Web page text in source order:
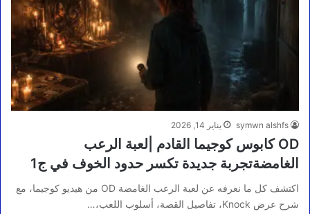
symwn alshfs يناير 14, 2026
OD كابوس كوجيما القادم |لعبة الرعب
الغامضةتجربة جديدة تكسر حدود الخوف في ج1
اكتشف كل ما نعرفه عن لعبة الرعب الغامضة OD من هيديو كوجيما، مع
شرح عرض Knock، تفاصيل القصة، أسلوب اللعب،…